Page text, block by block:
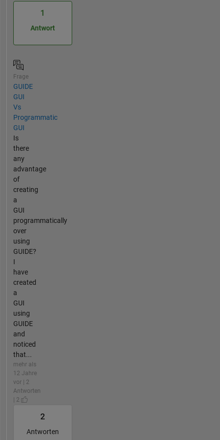
1
Antwort
Frage
GUIDE
GUI
Vs
Programmatic
GUI
Is
there
any
advantage
of
creating
a
GUI
programmatically
over
using
GUIDE?
I
have
created
a
GUI
using
GUIDE
and
noticed
that...
mehr als
12 Jahre
vor | 2
Antworten
| 2
2
Antworten